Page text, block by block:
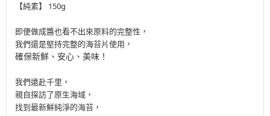
【純素】 150g
即便做成醬也看不出來原料的完整性，
我們還是堅持完整的海苔片使用，
確保新鮮、安心、美味！
我們遠赴千里，
親自探訪了原生海域，
找到最新鮮純淨的海苔，